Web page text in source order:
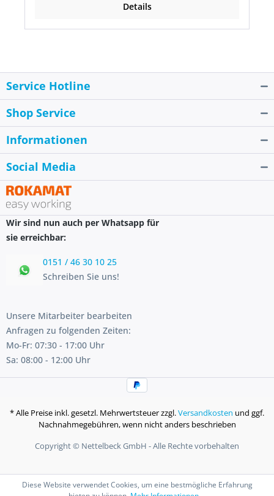
Details
Service Hotline
Shop Service
Informationen
Social Media
Wir sind nun auch per Whatsapp für
sie erreichbar:
0151 / 46 30 10 25
Schreiben Sie uns!
Unsere Mitarbeiter bearbeiten
Anfragen zu folgenden Zeiten:
Mo-Fr: 07:30 - 17:00 Uhr
Sa: 08:00 - 12:00 Uhr
* Alle Preise inkl. gesetzl. Mehrwertsteuer zzgl.Versandkosten und ggf.
Nachnahmegebühren, wenn nicht anders beschrieben
Copyright © Nettelbeck GmbH - Alle Rechte vorbehalten
Diese Website verwendet Cookies, um eine bestmögliche Erfahrung